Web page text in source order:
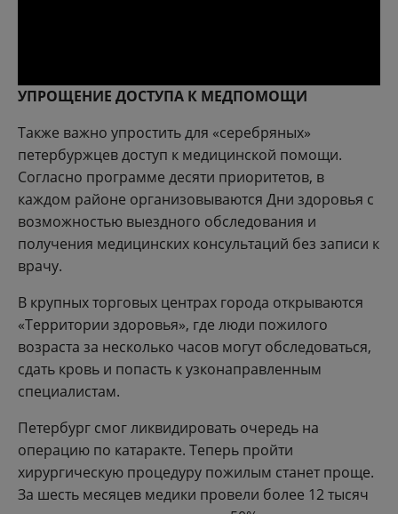
УПРОЩЕНИЕ ДОСТУПА К МЕДПОМОЩИ
Также важно упростить для «серебряных»
петербуржцев доступ к медицинской помощи.
Согласно программе десяти приоритетов, в
каждом районе организовываются Дни здоровья с
возможностью выездного обследования и
получения медицинских консультаций без записи к
врачу.
В крупных торговых центрах города открываются
«Территории здоровья», где люди пожилого
возраста за несколько часов могут обследоваться,
сдать кровь и попасть к узконаправленным
специалистам.
Петербург смог ликвидировать очередь на
операцию по катаракте. Теперь пройти
хирургическую процедуру пожилым станет проще.
За шесть месяцев медики провели более 12 тысяч